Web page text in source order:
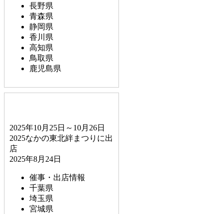
長野県
青森県
静岡県
香川県
高知県
鳥取県
鹿児島県
2025年10月25日～10月26日
2025なかの東北絆まつりに出
店
2025年8月24日
催事・出店情報
千葉県
埼玉県
宮城県